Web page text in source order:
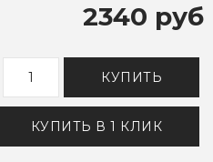
2340 руб
КУПИТЬ
КУПИТЬ В 1 КЛИК